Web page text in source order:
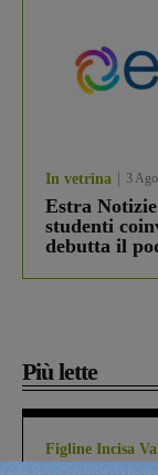
In vetrina 3
Estra
studenti
debutta il
Più lette
Figline Incisa